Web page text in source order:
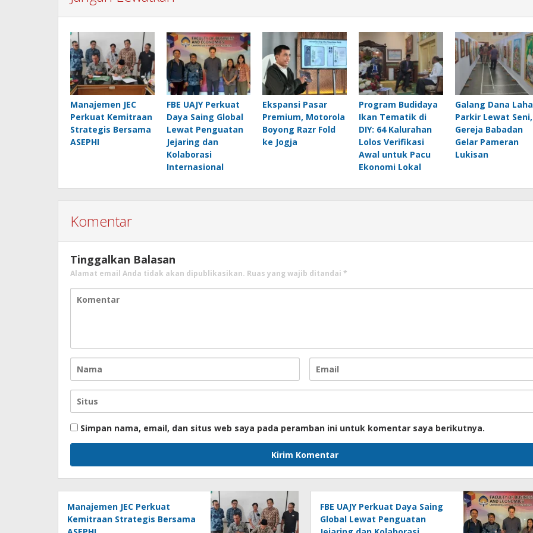
Manajemen JEC
Perkuat Kemitraan
Strategis Bersama
ASEPHI
FBE UAJY Perkuat
Daya Saing Global
Lewat Penguatan
Jejaring dan
Kolaborasi
Internasional
Ekspansi Pasar
Premium, Motorola
Boyong Razr Fold
ke Jogja
Program Budidaya
Ikan Tematik di
DIY: 64 Kalurahan
Lolos Verifikasi
Awal untuk Pacu
Ekonomi Lokal
Galang Dana
Parkir Lewat Seni,
Gereja Babadan
Gelar Pameran
Lukisan
Komentar
Tinggalkan Balasan
Alamat email Anda tidak akan dipublikasikan. Ruas yang wajib ditandai *
Simpan nama, email, dan situs web saya pada peramban ini untuk komentar saya berikutnya.
Manajemen JEC Perkuat
Kemitraan Strategis Bersama
FBE UAJY Perkuat Daya Saing
Global Lewat Penguatan